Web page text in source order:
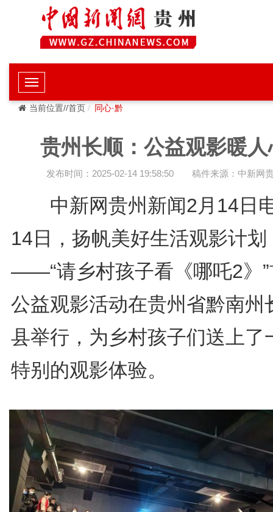
当前位置//首页 同心·黔
贵州长顺：公益观影暖人
发布时间：2025-02-14 19:58:50 稿件来源：中新网
中新网贵州新闻2月14日
14日，扬帆美好生活观影计划
——“请乡村孩子看《哪吒2》”
公益观影活动在贵州省黔南州
县举行，为乡村孩子们送上了
特别的观影体验。